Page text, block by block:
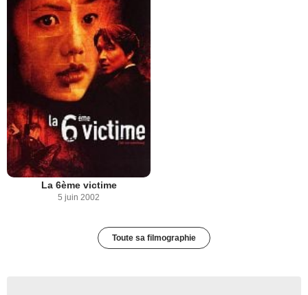
La 6ème victime
5 juin 2002
Toute sa filmographie